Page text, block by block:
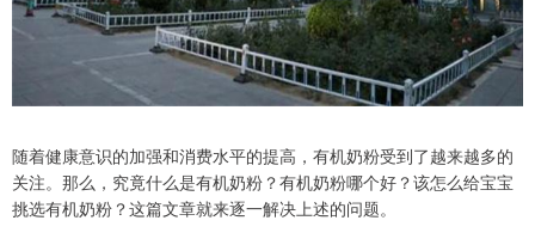
随着健康意识的加强和消费水平的提高，有机奶粉受到了越来越多的
关注。那么，究竟什么是有机奶粉？有机奶粉哪个好？该怎么给宝宝
挑选有机奶粉？这篇文章就来逐一解决上述的问题。